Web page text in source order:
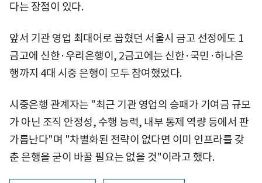
다는 장점이 있다.
앞서 기관 영업 최대어로 꼽혔던 서울시 금고 선정에도 1
금고에 신한·우리은행이, 2금고에는 신한·국민·하나은
행까지 4대 시중 은행이 모두 참여했었다.
시중은행 관계자는 "최근 기관 영업의 승패가 기여금 규모
가 아닌 조직 안정성, 수행 능력, 내부 통제 역량 등에서 판
가름난다"며 "차별화된 전략이 없다면 이미 인프라를 갖
춘 은행을 굳이 바꿀 필요는 없을 것"이라고 했다.